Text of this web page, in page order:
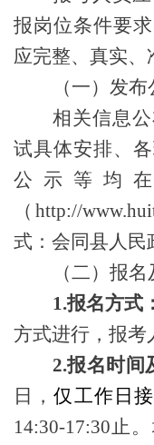
报岗位条件要
应完整、真实、
（一）发
相关信息
试具体安排、
公示等均
（ http://
式： 会同县 人民
（二）报
1.报名方式：
方式进行， 报考
2.报名时间
日，仅工作日
14:30-17:30止。